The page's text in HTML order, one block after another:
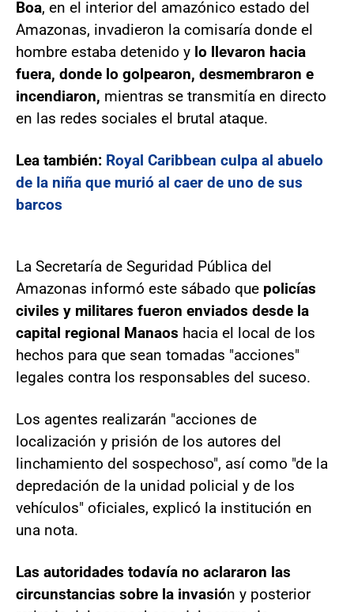
Boa, en el interior del amazónico estado del
Amazonas, invadieron la comisaría donde el
hombre estaba detenido y lo llevaron hacia
fuera, donde lo golpearon, desmembraron e
incendiaron, mientras se transmitía en directo
en las redes sociales el brutal ataque.
Lea también: Royal Caribbean culpa al abuelo
de la niña que murió al caer de uno de sus
barcos
La Secretaría de Seguridad Pública del
Amazonas informó este sábado que policías
civiles y militares fueron enviados desde la
capital regional Manaos hacia el local de los
hechos para que sean tomadas "acciones"
legales contra los responsables del suceso.
Los agentes realizarán "acciones de
localización y prisión de los autores del
linchamiento del sospechoso", así como "de la
depredación de la unidad policial y de los
vehículos" oficiales, explicó la institución en
una nota.
Las autoridades todavía no aclararon las
circunstancias sobre la invasión y posterior